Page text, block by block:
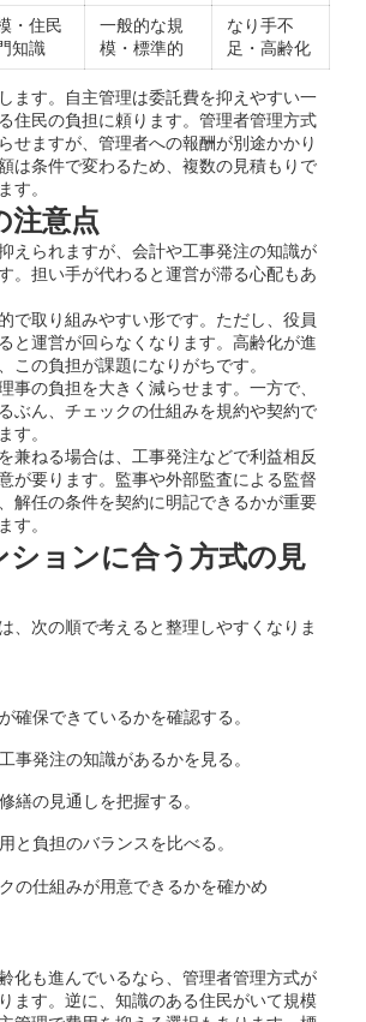
・住民
知識
一般的な規
模・標準的
なり手不
足・高齢化
ます。自主管理は委託費を抑えやすい一
住民の負担に頼ります。管理者管理方式
せますが、管理者への報酬が別途かかり
は条件で変わるため、複数の見積もりで
す。
注意点
えられますが、会計や工事発注の知識が
。担い手が代わると運営が滞る心配もあ
で取り組みやすい形です。ただし、役員
と運営が回らなくなります。高齢化が進
この負担が課題になりがちです。
事の負担を大きく減らせます。一方で、
ぶん、チェックの仕組みを規約や契約で
す。
兼ねる場合は、工事発注などで利益相反
が要ります。監事や外部監査による監督
解任の条件を契約に明記できるかが重要
す。
ションに合う方式の見
、次の順で考えると整理しやすくなりま
確保できているかを確認する。
事発注の知識があるかを見る。
繕の見通しを把握する。
と負担のバランスを比べる。
の仕組みが用意できるかを確かめ
化も進んでいるなら、管理者管理方式が
ます。逆に、知識のある住民がいて規模